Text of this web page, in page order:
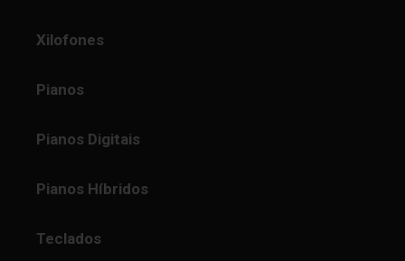
Xilofones
Pianos
Pianos Digitais
Pianos Híbridos
Teclados